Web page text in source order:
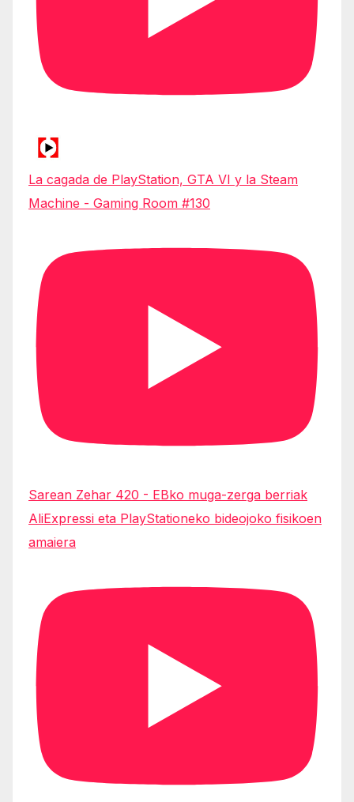
La cagada de PlayStation, GTA VI y la Steam
Machine - Gaming Room #130
Sarean Zehar 420 - EBko muga-zerga berriak
AliExpressi eta PlayStationeko bideojoko fisikoen
amaiera